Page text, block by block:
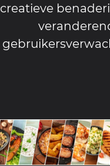
creatieve